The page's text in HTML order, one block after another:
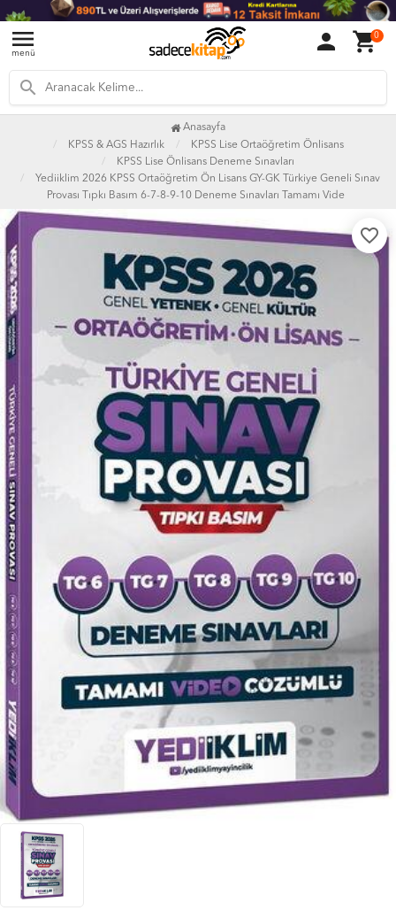
menu
menü person shopping_cart0
search
Anasayfa
KPSS & AGS Hazırlık
KPSS Lise Ortaöğretim Önlisans
KPSS Lise Önlisans Deneme Sınavları
Yediiklim 2026 KPSS Ortaöğretim Ön Lisans GY-GK Türkiye Geneli Sınav
Provası Tıpkı Basım 6-7-8-9-10 Deneme Sınavları Tamamı Vide
favorite_border